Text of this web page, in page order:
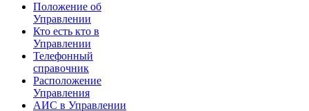
Положение об
Управлении
Кто есть кто в
Управлении
Телефонный
справочник
Расположение
Управления
АИС в Управлении